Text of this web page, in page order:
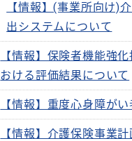
【情報】(事業所向け)
出システムについて
【情報】保険者機能強
おける評価結果について
【情報】重度心身障が
【情報】介護保険事業